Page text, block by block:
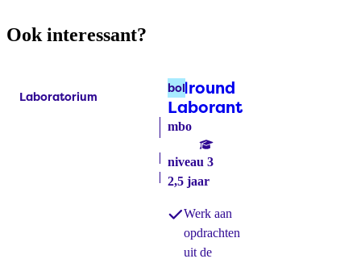
Ook interessant?
Allround
Laborant
mbo
niveau 3
2,5 jaar
bol
Werk aan
opdrachten
uit de
Labels:
Laboratorium